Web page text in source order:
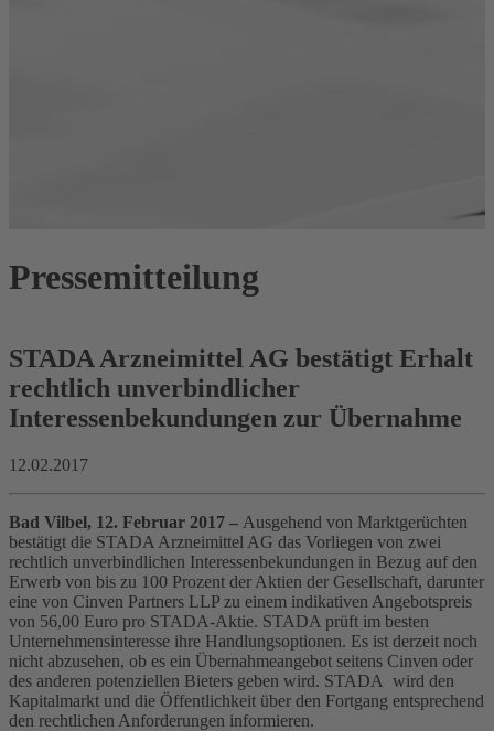
Pressemitteilung
STADA Arzneimittel AG bestätigt Erhalt
rechtlich unverbindlicher
Interessenbekundungen zur Übernahme
12.02.2017
Bad Vilbel, 12. Februar 2017 – Ausgehend von Marktgerüchten
bestätigt die STADA Arzneimittel AG das Vorliegen von zwei
rechtlich unverbindlichen Interessenbekundungen in Bezug auf den
Erwerb von bis zu 100 Prozent der Aktien der Gesellschaft, darunter
eine von Cinven Partners LLP zu einem indikativen Angebotspreis
von 56,00 Euro pro STADA-Aktie. STADA prüft im besten
Unternehmensinteresse ihre Handlungsoptionen. Es ist derzeit noch
nicht abzusehen, ob es ein Übernahmeangebot seitens Cinven oder
des anderen potenziellen Bieters geben wird. STADA wird den
Kapitalmarkt und die Öffentlichkeit über den Fortgang entsprechend
den rechtlichen Anforderungen informieren.